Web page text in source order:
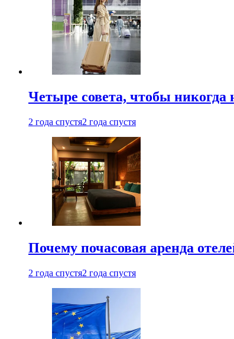
Четыре совета, чтобы никогда
2 года спустя2 года спустя
Почему почасовая аренда
2 года спустя2 года спустя